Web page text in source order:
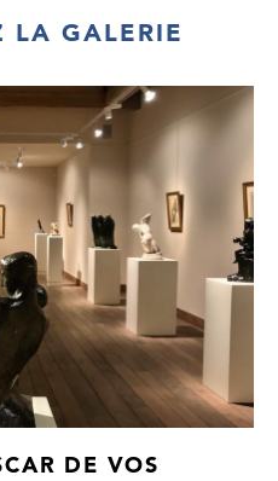
Modest
Modest
Oranje, 1987).
Kunst (Lokeren:
1989), p. 107, no. 169,
Smet, Modest Huys
Mudel, 1999).
LA GALERIE
DE VOS